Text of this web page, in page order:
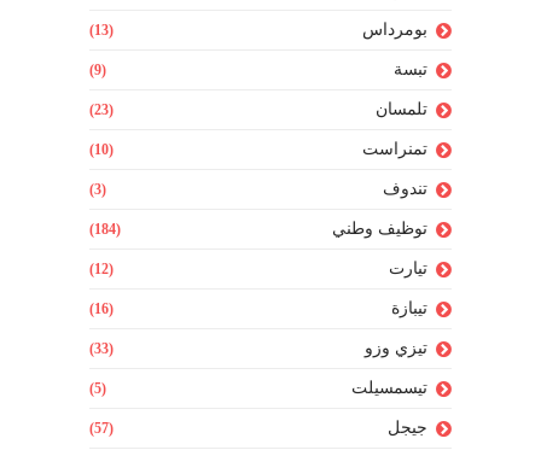
بومرداس (13)
تبسة (9)
تلمسان (23)
تمنراست (10)
تندوف (3)
توظيف وطني (184)
تيارت (12)
تيبازة (16)
تيزي وزو (33)
تيسمسيلت (5)
جيجل (57)